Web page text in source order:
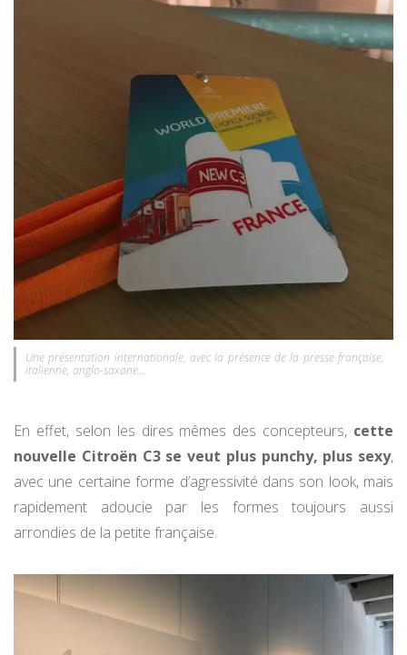
Une présentation internationale, avec la présence de la presse française,
italienne, anglo-saxone…
En effet, selon les dires mêmes des concepteurs, cette
nouvelle Citroën C3 se veut plus punchy, plus sexy,
avec une certaine forme d’agressivité dans son look, mais
rapidement adoucie par les formes toujours aussi
arrondies de la petite française.